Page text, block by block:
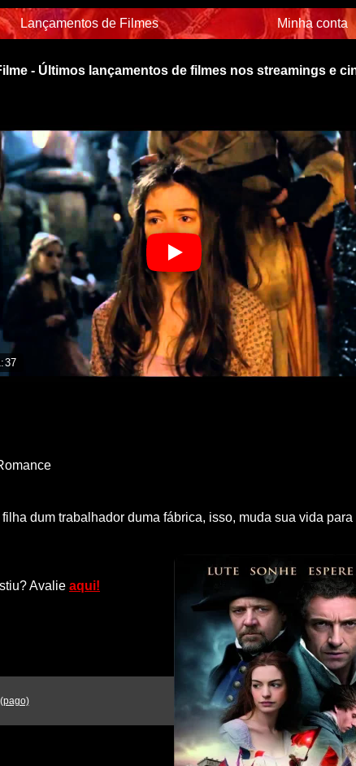
Lançamentos de Filmes Minha conta
- Últimos lançamentos de filmes nos streamings e
dum trabalhador duma fábrica, isso, muda sua vida para
Avalie aqui!